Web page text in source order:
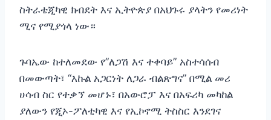
ስትራቴጂካዊ ክብደት እና ኢትዮጵያ በአህጉሩ ያላትን የመሪነት
ሚና የሚያጎላ ነው።
ጉባኤው ከተለመደው የ”ለጋሽ እና ተቀባይ” አስተሳሰብ
በመውጣት፣ “እኩል አጋርነት ለጋራ ብልጽግና” በሚል መሪ
ሀሳብ ስር የተቃኘ መሆኑ፣ በአውሮፓ እና በአፍሪካ መካከል
ያለውን የጂኦ-ፖለቲካዊ እና የኢኮኖሚ ትስስር እንደገና